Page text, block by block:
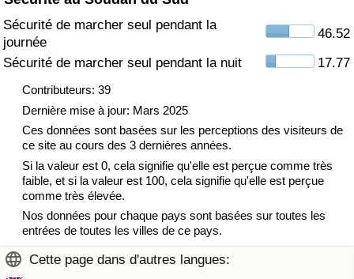
Sécurité de marcher seul pendant la
journée
46.52
Sécurité de marcher seul pendant la nuit
17.77
Contributeurs: 39
Dernière mise à jour: Mars 2025
Ces données sont basées sur les perceptions des visiteurs de
ce site au cours des 3 dernières années.
Si la valeur est 0, cela signifie qu'elle est perçue comme très
faible, et si la valeur est 100, cela signifie qu'elle est perçue
comme très élevée.
Nos données pour chaque pays sont basées sur toutes les
entrées de toutes les villes de ce pays.
Cette page dans d'autres langues:
Indice de Trafic par Pays